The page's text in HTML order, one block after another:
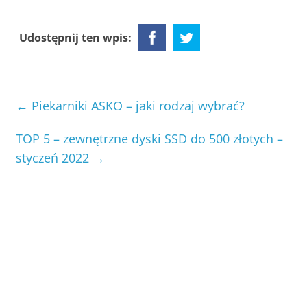
Udostępnij ten wpis:
← Piekarniki ASKO – jaki rodzaj wybrać?
TOP 5 – zewnętrzne dyski SSD do 500 złotych –
styczeń 2022 →